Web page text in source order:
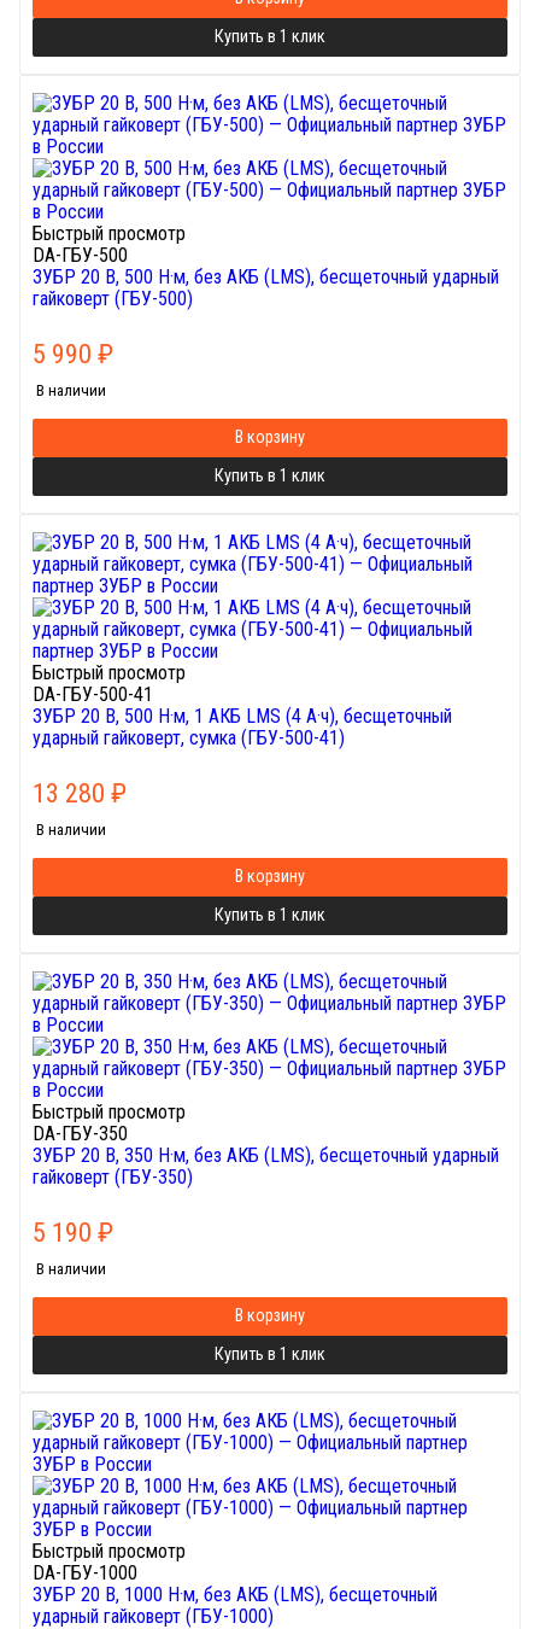
Купить в 1 клик
Быстрый просмотр
DA-ГБУ-500
ЗУБР 20 В, 500 Н·м, без АКБ (LMS), бесщеточный ударный
гайковерт (ГБУ-500)
5 990 ₽
В наличии
В корзину
Купить в 1 клик
Быстрый просмотр
DA-ГБУ-500-41
ЗУБР 20 В, 500 Н·м, 1 АКБ LMS (4 А·ч), бесщеточный
ударный гайковерт, сумка (ГБУ-500-41)
13 280 ₽
В наличии
В корзину
Купить в 1 клик
Быстрый просмотр
DA-ГБУ-350
ЗУБР 20 В, 350 Н·м, без АКБ (LMS), бесщеточный ударный
гайковерт (ГБУ-350)
5 190 ₽
В наличии
В корзину
Купить в 1 клик
Быстрый просмотр
DA-ГБУ-1000
ЗУБР 20 В, 1000 Н·м, без АКБ (LMS), бесщеточный
ударный гайковерт (ГБУ-1000)